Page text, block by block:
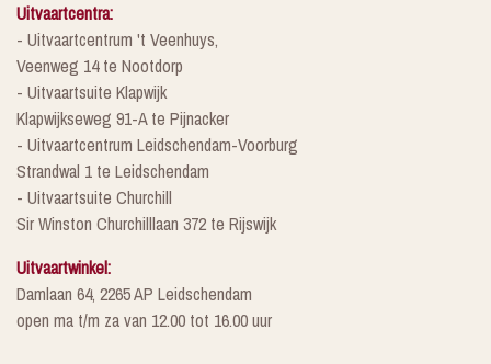
Uitvaartcentra:
- Uitvaartcentrum 't Veenhuys,
Veenweg 14 te Nootdorp
- Uitvaartsuite Klapwijk
Klapwijkseweg 91-A te Pijnacker
- Uitvaartcentrum Leidschendam-Voorburg
Strandwal 1 te Leidschendam
- Uitvaartsuite Churchill
Sir Winston Churchilllaan 372 te Rijswijk
Uitvaartwinkel:
Damlaan 64, 2265 AP Leidschendam
open ma t/m za van 12.00 tot 16.00 uur